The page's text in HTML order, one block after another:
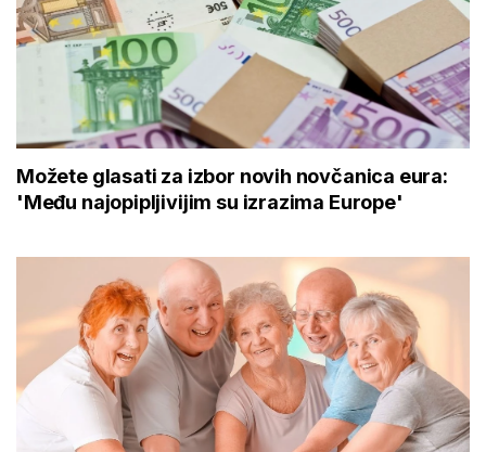
Možete glasati za izbor novih novčanica eura:
'Među najopipljivijim su izrazima Europe'